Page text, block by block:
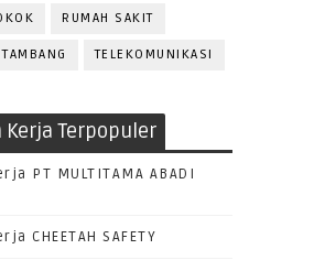
RUMAH SAKIT
TAMBANG TELEKOMUNIKASI
Kerja Terpopuler
PT MULTITAMA ABADI
CHEETAH SAFETY